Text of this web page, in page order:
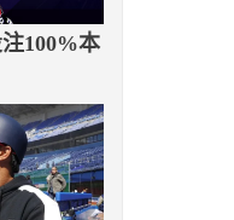
100%本